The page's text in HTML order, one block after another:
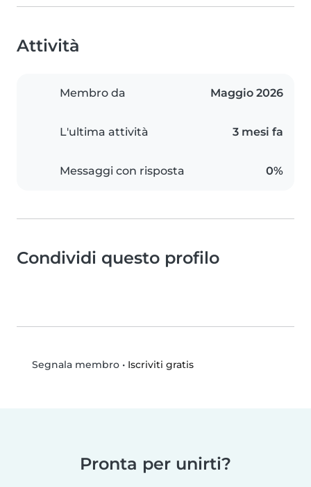
Attività
Membro da Maggio 2026
L'ultima attività 3 mesi fa
Messaggi con risposta 0%
Condividi questo profilo
Segnala membro• Iscriviti gratis
Pronta per unirti?